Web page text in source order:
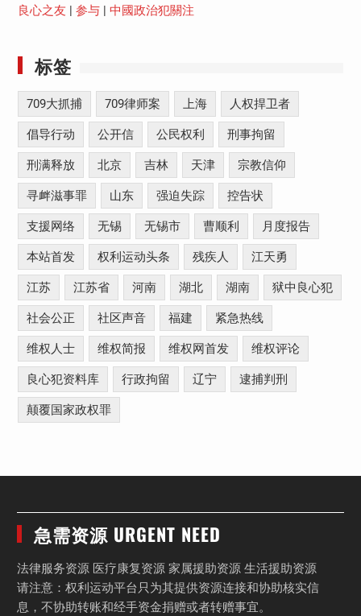
良心之友
参与| 中國政治犯關注
标签
709大抓捕 709律师案 上海 人权捍卫者
倡导行动 公开信 公民权利 刑事拘留
刑满释放 北京 吉林 天津 宗教信仰
寻衅滋事罪 山东 强迫失踪 控告状
支援网络 无锡 无锡市 曹顺利 月度报告
本站首发 权利运动头条 残疾人 江天勇
江苏 江苏省 河南 湖北 湖南 狱中良心犯
社会公正 社区声音 福建 紧急热线
维权人士 维权简报 维权网首发 维权评论
良心犯资料库 行政拘留 辽宁 逮捕判刑
颠覆国家政权罪
急需资源 URGENT NEED
法律服务资源 医疗康复资源 家属援助资源 生活援助资源
请注意：权利运动平台只为其提供资源连接和协助核实信
息，不协助转账和经手资金捐赠或者转赠事宜。